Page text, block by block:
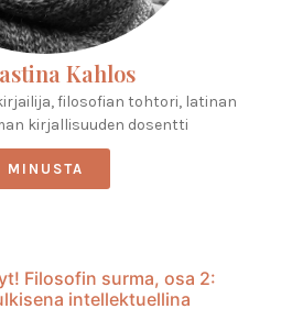
Kahlos
filosofian tohtori, latinan
kirjallisuuden dosentti
MINUSTA
Filosofin surma, osa 2:
intellektuellina